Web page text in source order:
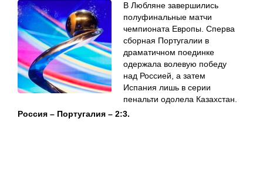
В Любляне завершились
полуфинальные матчи
чемпионата Европы. Сперва
сборная Португалии в
драматичном поединке
одержала волевую победу
над Россией, а затем
Испания лишь в серии
пенальти одолела Казахстан.
Россия – Португалия – 2:3.